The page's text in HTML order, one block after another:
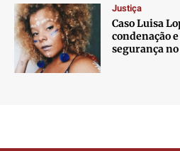
Justiça
Caso Luisa
condenação
segurança